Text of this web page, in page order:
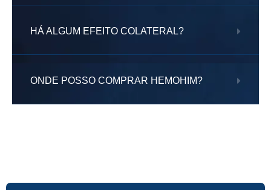
HÁ ALGUM EFEITO COLATERAL?
ONDE POSSO COMPRAR HEMOHIM?